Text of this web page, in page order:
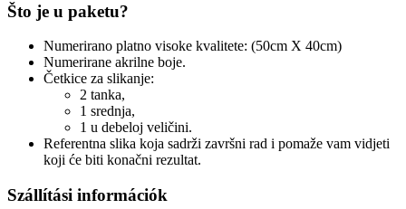
Što je u paketu?
Numerirano platno visoke kvalitete: (50cm X 40cm)
Numerirane akrilne boje.
Četkice za slikanje:
2 tanka,
1 srednja,
1 u debeloj veličini.
Referentna slika koja sadrži završni rad i pomaže vam vidjeti
koji će biti konačni rezultat.
Szállítási információk